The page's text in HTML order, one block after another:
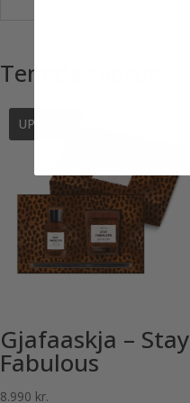
Tengdar vörur
Gjafaaskja – Stay
Fabulous
8.990 kr.